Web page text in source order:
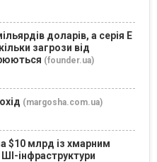
доларів, а серія E
загрози від
(founder.ua)
(margosha.com.ua)
$10 млрд із хмарним
інфраструктури